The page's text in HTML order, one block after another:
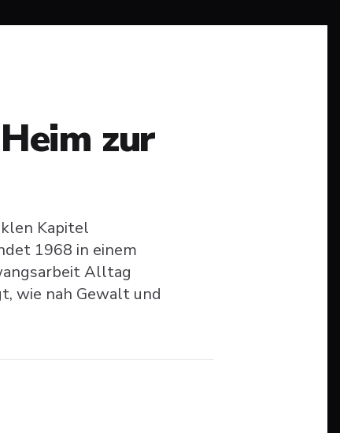
zur
Kapitel
1968 in einem
Alltag
wie nah Gewalt und